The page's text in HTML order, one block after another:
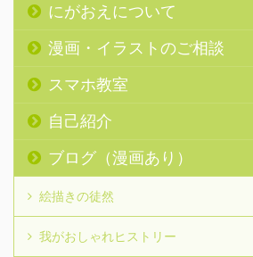
にがおえについて
漫画・イラストのご相談
スマホ教室
自己紹介
ブログ（漫画あり）
絵描きの徒然
我がおしゃれヒストリー